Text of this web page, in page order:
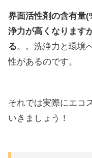
界面活性剤の含有量
浄力が高くなります
る。。洗浄力と環境
性があるのです。
それでは実際にエコ
いきましょう！